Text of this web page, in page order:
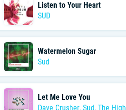
Listen to Your Heart
SUD
Watermelon Sugar
Sud
Let Me Love You
Dave Crusher, Sud, The High